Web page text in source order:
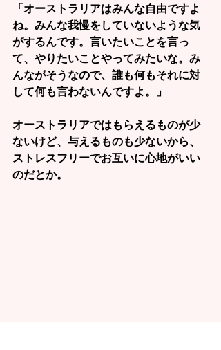
「オーストラリアはみんな自由ですよ
ね。みんな我慢をしていないような気
がするんです。言いたいことを言っ
て、やりたいことやってみたいな。み
んながそうなので、誰も何もそれに対
して何も言わないんですよ。」
オーストラリアではもらえるものが少
ないけど、与えるものも少ないから、
ストレスフリーでお互いに心地がいい
のだとか。